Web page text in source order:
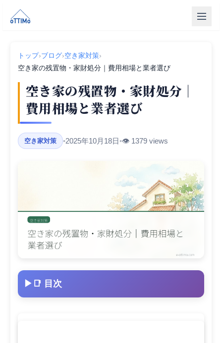
売買仲介
販売物件
リフォーム
無料相談
トップ›ブログ›空き家対策›
空き家の残置物・家財処分｜費用相場と業者選び
空き家の残置物・家財処分｜
費用相場と業者選び
空き家対策 •2025年10月18日•👁️ 1379 views
📑 目次